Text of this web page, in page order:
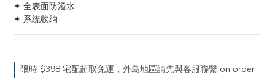
✦ 全表面防潑水
✦ 系统收纳
限時 $398 宅配超取免運，外島地區請先與客服聯繫 on order